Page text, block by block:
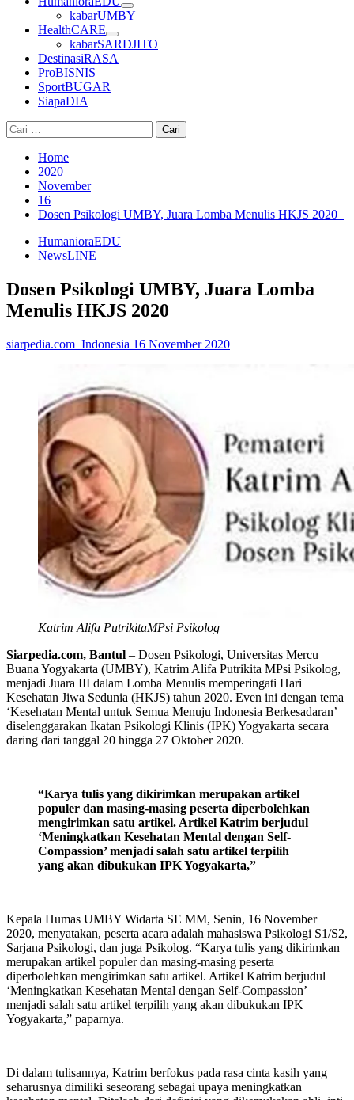
kabarUMBY
HealthCARE
kabarSARDJITO
DestinasiRASA
ProBISNIS
SportBUGAR
SiapaDIA
Cari
untuk:
Home
2020
November
16
Dosen Psikologi UMBY, Juara Lomba Menulis HKJS 2020
HumanioraEDU
NewsLINE
Dosen Psikologi UMBY, Juara Lomba
Menulis HKJS 2020
siarpedia.com_Indonesia 16 November 2020
Katrim Alifa PutrikitaMPsi Psikolog
Siarpedia.com, Bantul – Dosen Psikologi, Universitas Mercu
Buana Yogyakarta (UMBY), Katrim Alifa Putrikita MPsi Psikolog,
menjadi Juara III dalam Lomba Menulis memperingati Hari
Kesehatan Jiwa Sedunia (HKJS) tahun 2020. Even ini dengan tema
‘Kesehatan Mental untuk Semua Menuju Indonesia Berkesadaran’
diselenggarakan Ikatan Psikologi Klinis (IPK) Yogyakarta secara
daring dari tanggal 20 hingga 27 Oktober 2020.
“Karya tulis yang dikirimkan merupakan artikel
populer dan masing-masing peserta diperbolehkan
mengirimkan satu artikel. Artikel Katrim berjudul
‘Meningkatkan Kesehatan Mental dengan Self-
Compassion’ menjadi salah satu artikel terpilih
yang akan dibukukan IPK Yogyakarta,”
Kepala Humas UMBY Widarta SE MM, Senin, 16 November
2020, menyatakan, peserta acara adalah mahasiswa Psikologi S1/S2,
Sarjana Psikologi, dan juga Psikolog. “Karya tulis yang dikirimkan
merupakan artikel populer dan masing-masing peserta
diperbolehkan mengirimkan satu artikel. Artikel Katrim berjudul
‘Meningkatkan Kesehatan Mental dengan Self-Compassion’
menjadi salah satu artikel terpilih yang akan dibukukan IPK
Yogyakarta,” paparnya.
Di dalam tulisannya, Katrim berfokus pada rasa cinta kasih yang
seharusnya dimiliki seseorang sebagai upaya meningkatkan